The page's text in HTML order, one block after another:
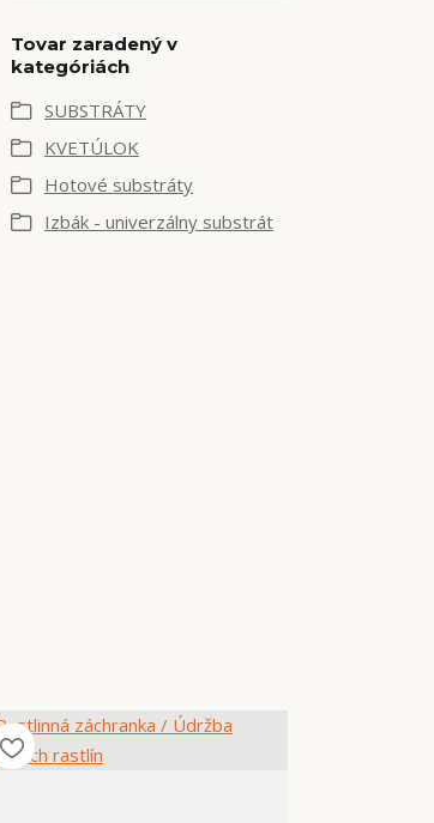
Tovar zaradený v
kategóriách
SUBSTRÁTY
KVETÚLOK
Hotové substráty
Izbák - univerzálny substrát